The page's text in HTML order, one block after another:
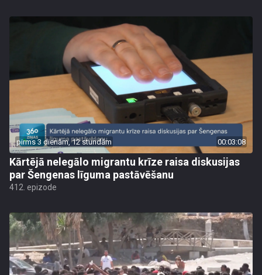
pirms 3 dienām, 12 stundām 00:03:08
Kārtējā nelegālo migrantu krīze raisa diskusijas
par Šengenas līguma pastāvēšanu
412. epizode